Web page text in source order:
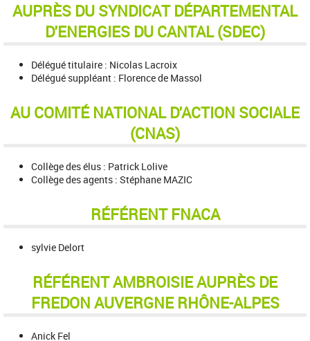
AUPRÈS DU SYNDICAT DÉPARTEMENTAL
D'ENERGIES DU CANTAL (SDEC)
Délégué titulaire : Nicolas Lacroix
Délégué suppléant : Florence de Massol
AU COMITÉ NATIONAL D'ACTION SOCIALE
(CNAS)
Collège des élus : Patrick Lolive
Collège des agents : Stéphane MAZIC
RÉFÉRENT FNACA
sylvie Delort
RÉFÉRENT AMBROISIE AUPRÈS DE
FREDON AUVERGNE RHÔNE-ALPES
Anick Fel